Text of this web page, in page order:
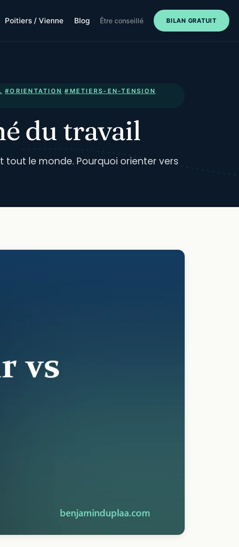
Poitiers / Vienne Blog Être conseillé BILAN GRATUIT
#ORIENTATION #METIERS-EN-TENSION
du travail
tout le monde. Pourquoi orienter vers